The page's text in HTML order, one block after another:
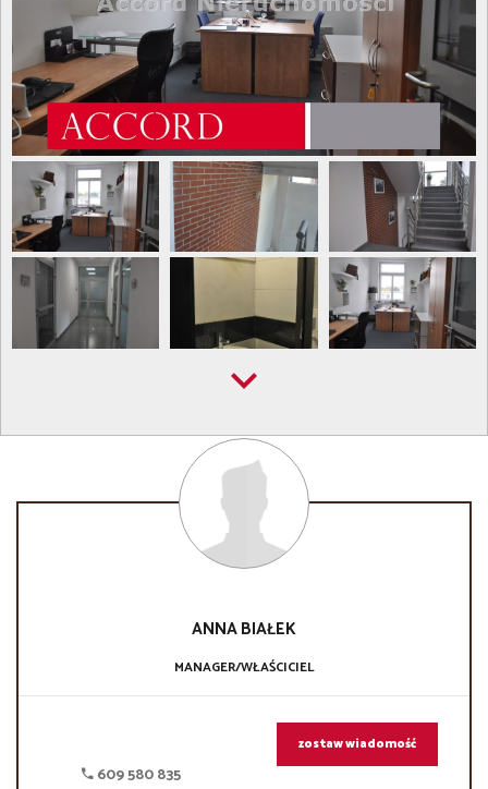
ANNABIAŁEK
MANAGER/WŁAŚCICIEL
609 580 835
zostaw wiadomość